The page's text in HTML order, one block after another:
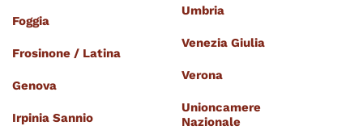
Foggia
Frosinone / Latina
Genova
Irpinia Sannio
Umbria
Venezia Giulia
Verona
Unioncamere
Nazionale